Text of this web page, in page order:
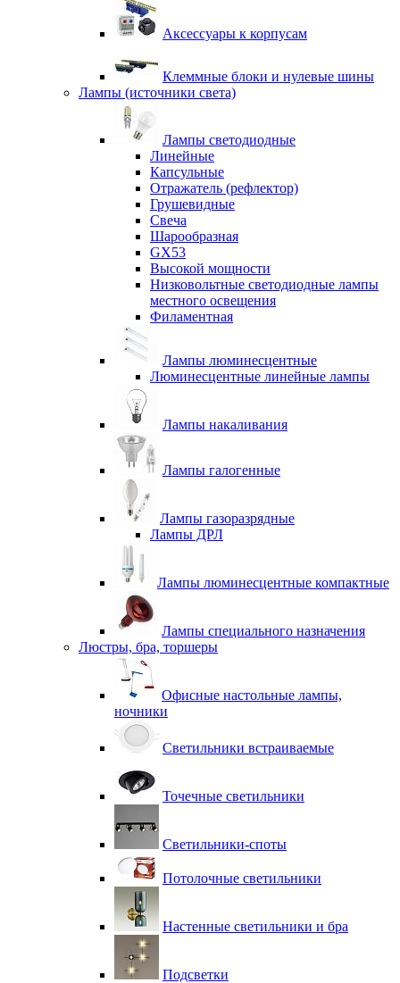
Аксессуары к корпусам
Клеммные блоки и нулевые шины
Лампы (источники света)
Лампы светодиодные
Линейные
Капсульные
Отражатель (рефлектор)
Грушевидные
Свеча
Шарообразная
GX53
Высокой мощности
Низковольтные светодиодные лампы
местного освещения
Филаментная
Лампы люминесцентные
Люминесцентные линейные лампы
Лампы накаливания
Лампы галогенные
Лампы газоразрядные
Лампы ДРЛ
Лампы люминесцентные компактные
Лампы специального назначения
Люстры, бра, торшеры
Офисные настольные лампы,
ночники
Светильники встраиваемые
Точечные светильники
Светильники-споты
Потолочные светильники
Настенные светильники и бра
Подсветки